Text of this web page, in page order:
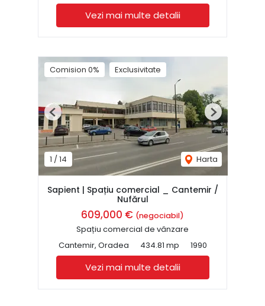
Vezi mai multe detalii
Comision 0% Exclusivitate
1 / 14 Harta
Previous Next
Sapient | Spațiu comercial _ Cantemir /
Nufărul
609,000 € (negociabil)
Spațiu comercial de vânzare
Cantemir, Oradea
434.81 mp 1990
Vezi mai multe detalii